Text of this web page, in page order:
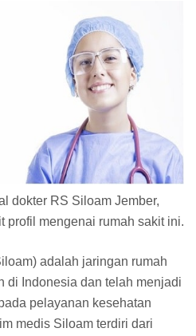
dokter RS Siloam Jember,
profil mengenai rumah sakit ini.
adalah jaringan rumah
di Indonesia dan telah menjadi
pelayanan kesehatan
medis Siloam terdiri dari